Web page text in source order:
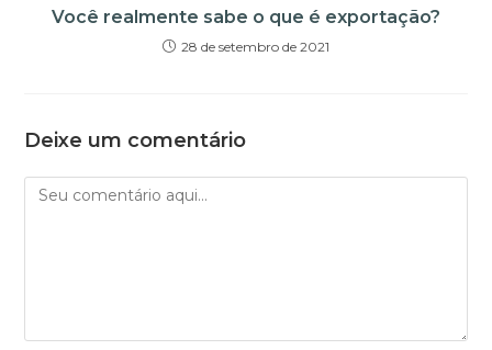
Você realmente sabe o que é exportação?
28 de setembro de 2021
Deixe um comentário